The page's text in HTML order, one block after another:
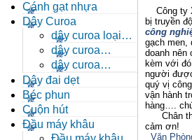
Cánh gạt nhựa
Dây Curoa
dây curoa loại
A,B,C,D,E
dây curoa
SPZ,SPA,SPB,SPC
dây curoa
XPZ,XPA,XPB,XPC
Dây đai dẹt
Béc phun
Cuộn hút
Đầu máy khâu
Công ty
bị truyền
công
gạch men,
doanh nên
kèm với
người
quý vị
vận hành
hàng….
Chân
cảm ơn!
Văn